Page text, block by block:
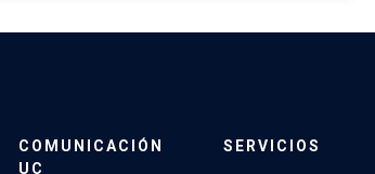
COMUNICACIÓN
UC
SERVICIOS